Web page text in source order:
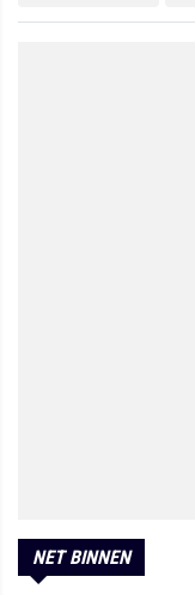
NET BINNEN